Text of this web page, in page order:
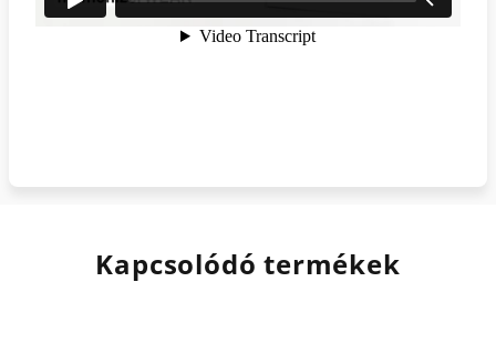
Kapcsolódó termékek